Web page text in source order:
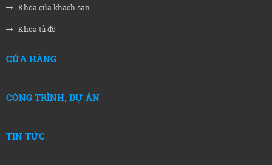
Khóa cửa khách sạn
Khóa tủ đồ
CỬA HÀNG
CÔNG TRÌNH, DỰ ÁN
TIN TỨC